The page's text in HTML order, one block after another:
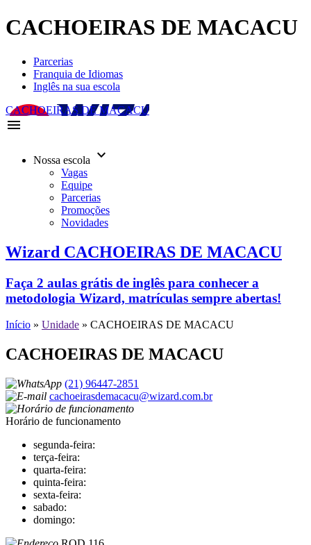
CACHOEIRAS DE MACACU
Parcerias
Franquia de Idiomas
Inglês na sua escola
CACHOEIRAS DE MACACU
menu
Nossa escola keyboard_arrow_down
Vagas
Equipe
Parcerias
Promoções
Novidades
Wizard CACHOEIRAS DE MACACU
Faça 2 aulas grátis de inglês para conhecer a
metodologia Wizard, matrículas sempre abertas!
Início » Unidade » CACHOEIRAS DE MACACU
CACHOEIRAS DE MACACU
(21) 96447-2851
cachoeirasdemacacu@wizard.com.br
Horário de funcionamento
segunda-feira:
terça-feira:
quarta-feira:
quinta-feira:
sexta-feira:
sabado:
domingo: